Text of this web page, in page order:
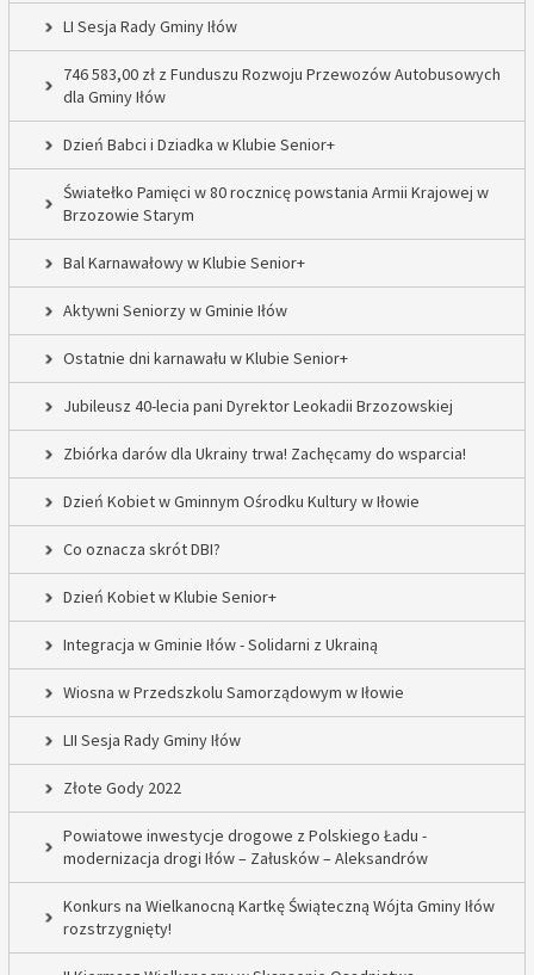
LI Sesja Rady Gminy Iłów
746 583,00 zł z Funduszu Rozwoju Przewozów Autobusowych
dla Gminy Iłów
Dzień Babci i Dziadka w Klubie Senior+
Światełko Pamięci w 80 rocznicę powstania Armii Krajowej w
Brzozowie Starym
Bal Karnawałowy w Klubie Senior+
Aktywni Seniorzy w Gminie Iłów
Ostatnie dni karnawału w Klubie Senior+
Jubileusz 40-lecia pani Dyrektor Leokadii Brzozowskiej
Zbiórka darów dla Ukrainy trwa! Zachęcamy do wsparcia!
Dzień Kobiet w Gminnym Ośrodku Kultury w Iłowie
Co oznacza skrót DBI?
Dzień Kobiet w Klubie Senior+
Integracja w Gminie Iłów - Solidarni z Ukrainą
Wiosna w Przedszkolu Samorządowym w Iłowie
LII Sesja Rady Gminy Iłów
Złote Gody 2022
Powiatowe inwestycje drogowe z Polskiego Ładu -
modernizacja drogi Iłów – Załusków – Aleksandrów
Konkurs na Wielkanocną Kartkę Świąteczną Wójta Gminy Iłów
rozstrzygnięty!